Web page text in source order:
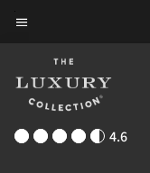
Skip
content
4.6